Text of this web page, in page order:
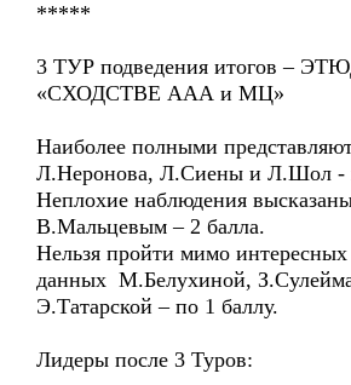
*****
3 ТУР подведения итогов –
«СХОДСТВЕ ААА и МЦ»
Наиболее полными
Л.Неронова, Л.Сиены и Л.Шол -
Неплохие наблюдения
В.Мальцевым – 2 балла.
Нельзя пройти мимо
данных М.Белухиной,
Э.Татарской – по 1 баллу.
Лидеры после 3 Туров: